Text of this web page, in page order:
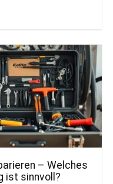
– Welches
ist sinnvoll?